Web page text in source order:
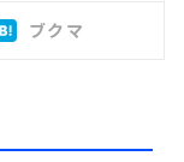
ブクマ